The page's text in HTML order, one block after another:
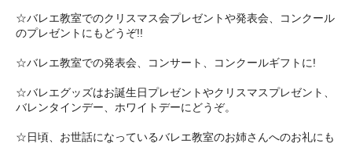
☆バレエ教室でのクリスマス会プレゼントや発表会、コンクール
のプレゼントにもどうぞ!!
☆バレエ教室での発表会、コンサート、コンクールギフトに!
☆バレエグッズはお誕生日プレゼントやクリスマスプレゼント、
バレンタインデー、ホワイトデーにどうぞ。
☆日頃、お世話になっているバレエ教室のお姉さんへのお礼にも